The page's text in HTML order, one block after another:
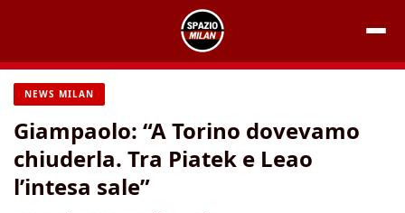
contenuto
NEWS MILAN
Giampaolo: “A Torino dovevamo
chiuderla. Tra Piatek e Leao
l’intesa sale”